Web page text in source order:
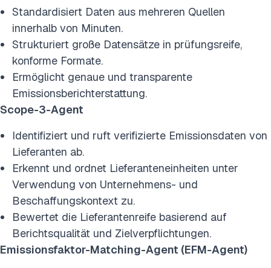
Standardisiert Daten aus mehreren Quellen
innerhalb von Minuten.
Strukturiert große Datensätze in prüfungsreife,
konforme Formate.
Ermöglicht genaue und transparente
Emissionsberichterstattung.
Scope-3-Agent
Identifiziert und ruft verifizierte Emissionsdaten von
Lieferanten ab.
Erkennt und ordnet Lieferanteneinheiten unter
Verwendung von Unternehmens- und
Beschaffungskontext zu.
Bewertet die Lieferantenreife basierend auf
Berichtsqualität und Zielverpflichtungen.
Emissionsfaktor-Matching-Agent (EFM-Agent)